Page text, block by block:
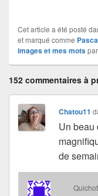
Cet article a été posté
et marqué comme
images et mes motspar
152 commentaires à
Chatou11
Un beau
de